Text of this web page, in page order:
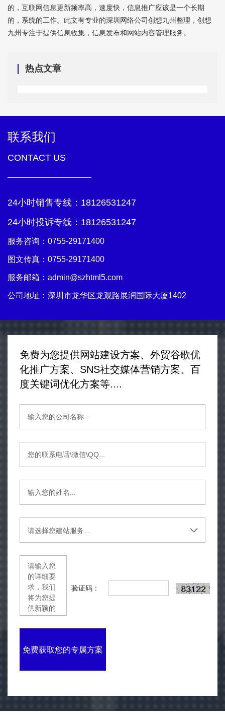
的，互联网信息更新频率高，速度快，信息推广应该是一个长期
的，系统的工作。此文有专业的深圳网络公司创想九州整理，创想
九州专注于提供信息收集，信息发布和网站内容管理服务。
热点文章
联系我们
CONTACT US
24小时销售专线： 18126531247
24小时投诉专线： 18126531247
服务咨询： 0755-29171400
图文传真：0755-29171400
服务邮箱： admin@szhtml5.com
公司地址：深圳市龙华区龙观路展润国际大厦1402
免费为您提供网站建设方案、外贸谷歌优
化推广方案、SNS社交媒体营销方案、百
度关键词优化方案等....
验证码：
免费获取您的专属方案